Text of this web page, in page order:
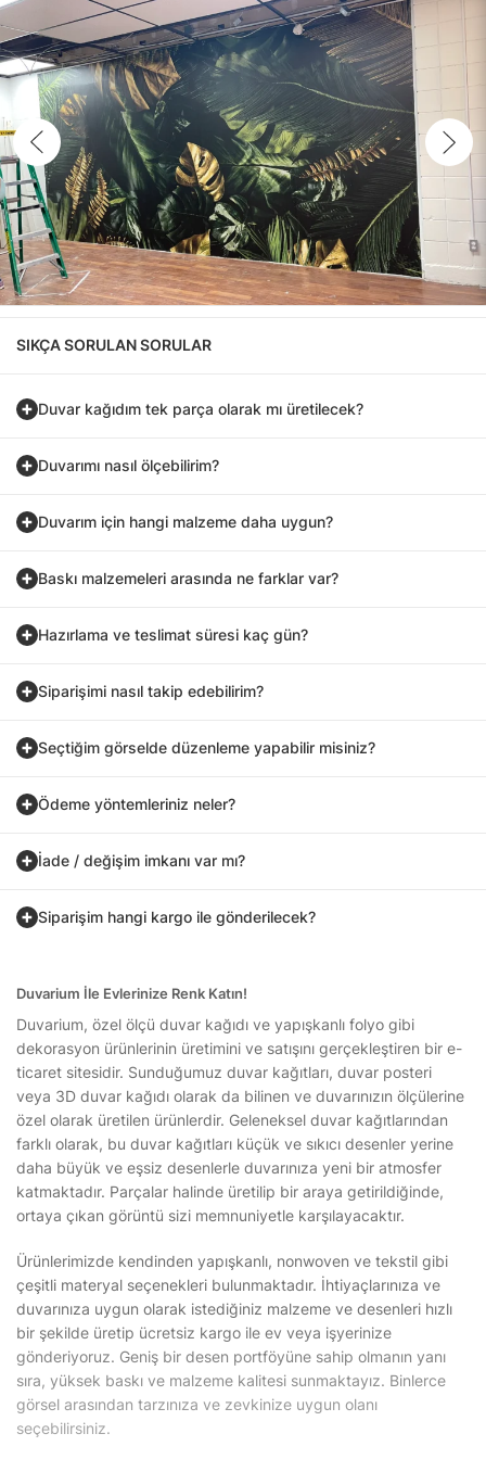
SIKÇA SORULAN SORULAR
Duvar kağıdım tek parça olarak mı üretilecek?
Duvarımı nasıl ölçebilirim?
Duvarım için hangi malzeme daha uygun?
Baskı malzemeleri arasında ne farklar var?
Hazırlama ve teslimat süresi kaç gün?
Siparişimi nasıl takip edebilirim?
Seçtiğim görselde düzenleme yapabilir misiniz?
Ödeme yöntemleriniz neler?
İade / değişim imkanı var mı?
Siparişim hangi kargo ile gönderilecek?
Duvarium İle Evlerinize Renk Katın!
Duvarium, özel ölçü duvar kağıdı ve yapışkanlı folyo gibi
dekorasyon ürünlerinin üretimini ve satışını gerçekleştiren bir e-
ticaret sitesidir. Sunduğumuz duvar kağıtları, duvar posteri
veya 3D duvar kağıdı olarak da bilinen ve duvarınızın ölçülerine
özel olarak üretilen ürünlerdir. Geleneksel duvar kağıtlarından
farklı olarak, bu duvar kağıtları küçük ve sıkıcı desenler yerine
daha büyük ve eşsiz desenlerle duvarınıza yeni bir atmosfer
katmaktadır. Parçalar halinde üretilip bir araya getirildiğinde,
ortaya çıkan görüntü sizi memnuniyetle karşılayacaktır.
Ürünlerimizde kendinden yapışkanlı, nonwoven ve tekstil gibi
çeşitli materyal seçenekleri bulunmaktadır. İhtiyaçlarınıza ve
duvarınıza uygun olarak istediğiniz malzeme ve desenleri hızlı
bir şekilde üretip ücretsiz kargo ile ev veya işyerinize
gönderiyoruz. Geniş bir desen portföyüne sahip olmanın yanı
sıra, yüksek baskı ve malzeme kalitesi sunmaktayız. Binlerce
görsel arasından tarzınıza ve zevkinize uygun olanı
seçebilirsiniz.